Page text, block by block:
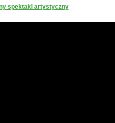
spektakl artystyczny